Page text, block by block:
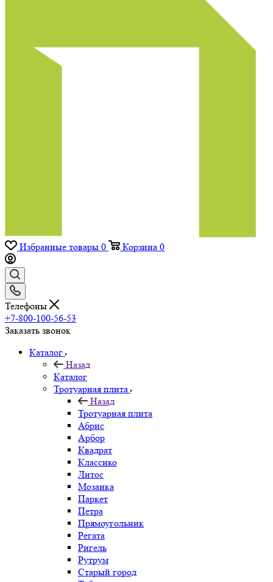
Избранные товары 0 Корзина 0
Телефоны
+7-800-100-56-53
Заказать звонок
Каталог
Назад
Каталог
Тротуарная плита
Назад
Тротуарная плита
Абрис
Арбор
Квадрат
Классико
Литос
Мозаика
Паркет
Петра
Прямоугольник
Регата
Ригель
Рутрум
Старый город